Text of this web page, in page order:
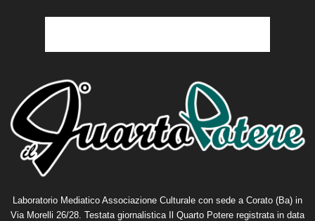
Laboratorio Mediatico Associazione Culturale con sede a Corato (Ba) in
Via Morelli 26/28. Testata giornalistica Il Quarto Potere registrata in data